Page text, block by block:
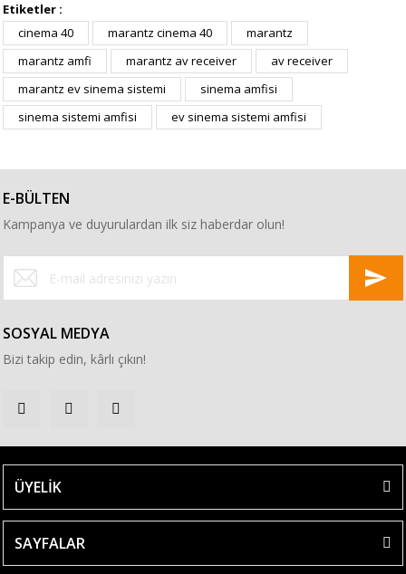
Etiketler :
cinema 40
marantz cinema 40
marantz
marantz amfi
marantz av receiver
av receiver
marantz ev sinema sistemi
sinema amfisi
sinema sistemi amfisi
ev sinema sistemi amfisi
E-BÜLTEN
Kampanya ve duyurulardan ilk siz haberdar olun!
SOSYAL MEDYA
Bizi takip edin, kârlı çıkın!
ÜYELİK
SAYFALAR